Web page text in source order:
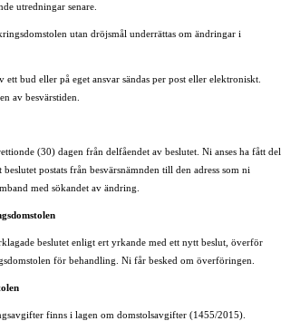
utredningar senare.
utan dröjsmål underrättas om ändringar i
ett bud eller på eget ansvar sändas per post eller elektroniskt.
av besvärstiden.
(30) dagen från delfåendet av beslutet. Ni anses ha fått del
postats från besvärsnämnden till den adress som ni
med sökandet av ändring.
beslutet enligt ert yrkande med ett nytt beslut, överför
för behandling. Ni får besked om överföringen.
finns i lagen om domstolsavgifter (1455/2015).